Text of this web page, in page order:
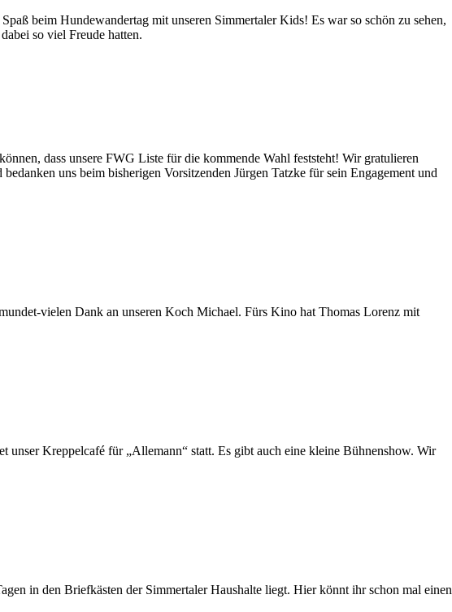
beim Hundewandertag mit unseren Simmertaler Kids! Es war so schön zu sehen,
so viel Freude hatten.
dass unsere FWG Liste für die kommende Wahl feststeht! Wir gratulieren
uns beim bisherigen Vorsitzenden Jürgen Tatzke für sein Engagement und
vielen Dank an unseren Koch Michael. Fürs Kino hat Thomas Lorenz mit
Kreppelcafé für „Allemann“ statt. Es gibt auch eine kleine Bühnenshow. Wir
in den Briefkästen der Simmertaler Haushalte liegt. Hier könnt ihr schon mal einen